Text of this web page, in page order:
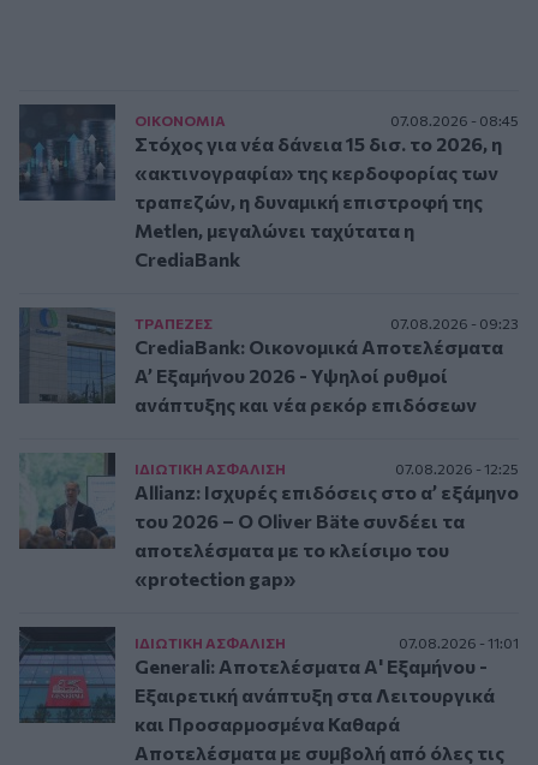
ΟΙΚΟΝΟΜΙΑ 07.08.2026 - 08:45
Στόχος για νέα δάνεια 15 δισ. το 2026, η
«ακτινογραφία» της κερδοφορίας των
τραπεζών, η δυναμική επιστροφή της
Metlen, μεγαλώνει ταχύτατα η
CrediaBank
ΤΡAΠΕΖΕΣ 07.08.2026 - 09:23
CrediaBank: Οικονομικά Αποτελέσματα
A’ Εξαμήνου 2026 - Υψηλοί ρυθμοί
ανάπτυξης και νέα ρεκόρ επιδόσεων
ΙΔΙΩΤΙΚΗ ΑΣΦAΛΙΣΗ 07.08.2026 - 12:25
Allianz: Ισχυρές επιδόσεις στο α’ εξάμηνο
του 2026 – Ο Oliver Bäte συνδέει τα
αποτελέσματα με το κλείσιμο του
«protection gap»
ΙΔΙΩΤΙΚΗ ΑΣΦAΛΙΣΗ 07.08.2026 - 11:01
Generali: Αποτελέσματα Α' Εξαμήνου -
Εξαιρετική ανάπτυξη στα Λειτουργικά
και Προσαρμοσμένα Καθαρά
Αποτελέσματα με συμβολή από όλες τις